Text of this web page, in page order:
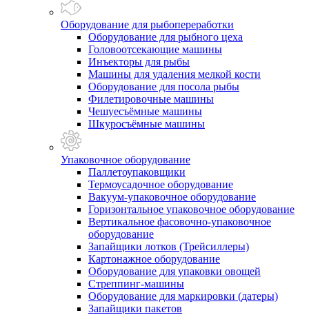
Оборудование для рыбопереработки
Оборудование для рыбного цеха
Головоотсекающие машины
Инъекторы для рыбы
Машины для удаления мелкой кости
Оборудование для посола рыбы
Филетировочные машины
Чешуесъёмные машины
Шкуросъёмные машины
Упаковочное оборудование
Паллетоупаковщики
Термоусадочное оборудование
Вакуум-упаковочное оборудование
Горизонтальное упаковочное оборудование
Вертикальное фасовочно-упаковочное
оборудование
Запайщики лотков (Трейсиллеры)
Картонажное оборудование
Оборудование для упаковки овощей
Стреппинг-машины
Оборудование для маркировки (датеры)
Запайщики пакетов